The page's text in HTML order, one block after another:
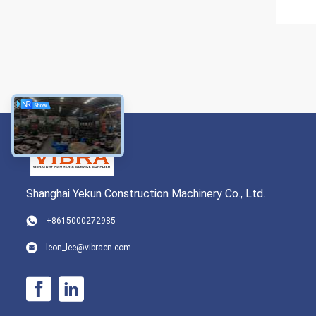
Shanghai Yekun Construction Machinery Co., Ltd.
+8615000272985
leon_lee@vibracn.com